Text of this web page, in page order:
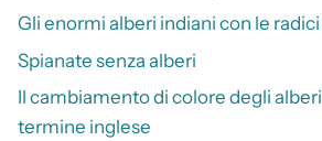
Gli enormi alberi indiani con le
Spianate senza alberi
Il cambiamento di colore degli
termine inglese